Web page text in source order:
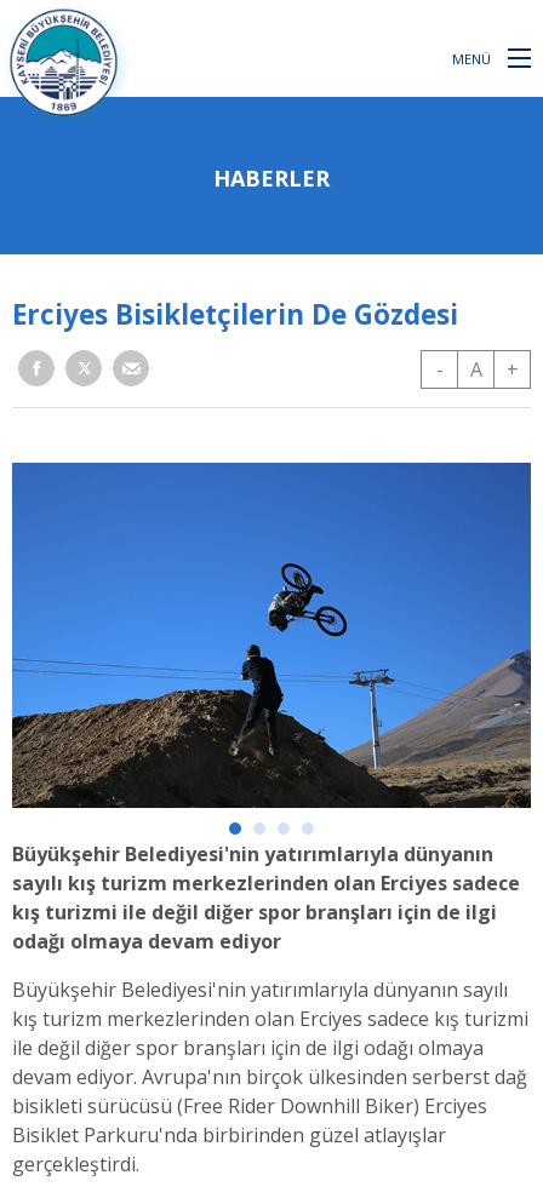
MENÜ
HABERLER
Erciyes Bisikletçilerin De Gözdesi
- A +
Büyükşehir Belediyesi'nin yatırımlarıyla dünyanın
sayılı kış turizm merkezlerinden olan Erciyes sadece
kış turizmi ile değil diğer spor branşları için de ilgi
odağı olmaya devam ediyor
Büyükşehir Belediyesi'nin yatırımlarıyla dünyanın sayılı
kış turizm merkezlerinden olan Erciyes sadece kış turizmi
ile değil diğer spor branşları için de ilgi odağı olmaya
devam ediyor. Avrupa'nın birçok ülkesinden serberst dağ
bisikleti sürücüsü (Free Rider Downhill Biker) Erciyes
Bisiklet Parkuru'nda birbirinden güzel atlayışlar
gerçekleştirdi.